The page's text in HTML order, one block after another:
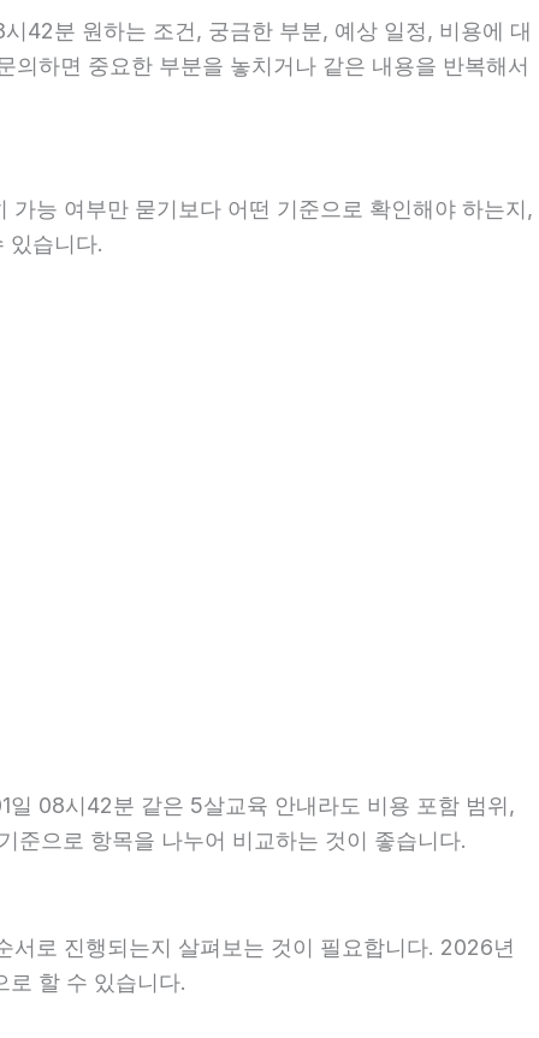
42분 원하는 조건, 궁금한 부분, 예상 일정, 비용에 대
하면 중요한 부분을 놓치거나 같은 내용을 반복해서
능 여부만 묻기보다 어떤 기준으로 확인해야 하는지,
있습니다.
08시42분 같은 5살교육 안내라도 비용 포함 범위,
준으로 항목을 나누어 비교하는 것이 좋습니다.
로 진행되는지 살펴보는 것이 필요합니다. 2026년
로 할 수 있습니다.